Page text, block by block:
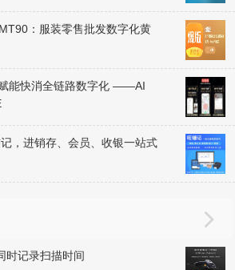
：服装零售批发数字化黄
能快消全链路数字化 ——AI
，进销存、会员、收银一站式

时记录扫描时间